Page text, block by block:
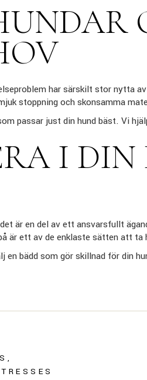
har särskilt stor nytta
stoppning och skonsamma
passar just din hund bäst. Vi
I DIN
är en del av ett ansvarsfullt
är ett av de enklaste sätten att ta
en bädd som gör skillnad för din